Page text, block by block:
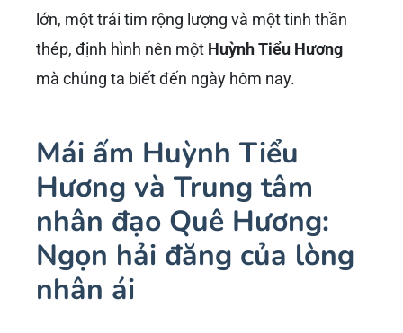
lớn, một trái tim rộng lượng và một tinh thần
thép, định hình nên một Huỳnh Tiểu Hương
mà chúng ta biết đến ngày hôm nay.
Mái ấm Huỳnh Tiểu
Hương và Trung tâm
nhân đạo Quê Hương:
Ngọn hải đăng của lòng
nhân ái